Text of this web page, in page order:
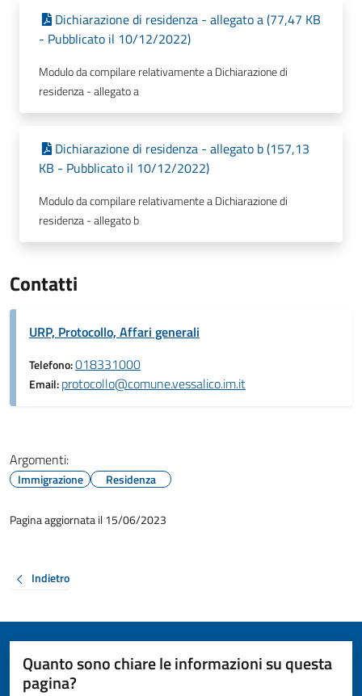
Dichiarazione di residenza - allegato a (77,47 KB
- Pubblicato il 10/12/2022)
Modulo da compilare relativamente a Dichiarazione di
residenza - allegato a
Dichiarazione di residenza - allegato b (157,13
KB - Pubblicato il 10/12/2022)
Modulo da compilare relativamente a Dichiarazione di
residenza - allegato b
Contatti
URP, Protocollo, Affari generali
Telefono:018331000
Email:protocollo@comune.vessalico.im.it
Argomenti:
Immigrazione Residenza
Pagina aggiornata il 15/06/2023
Indietro
Quanto sono chiare le informazioni su questa
pagina?